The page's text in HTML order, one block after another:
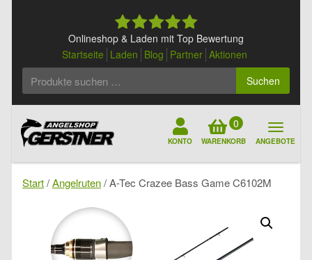
Onlineshop & Laden mit Top Bewertung
Startseite Laden Blog Partner Aktionen
Suchen
KONTO
0
WARENKORB ANGEBOTE
Start/Angelruten/ A-Tec Crazee Bass Game C6102M